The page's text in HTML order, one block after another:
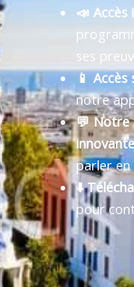
📣
ses
📱 Accès
notre
💬 Notre
innovante
parler
⬇️
pour